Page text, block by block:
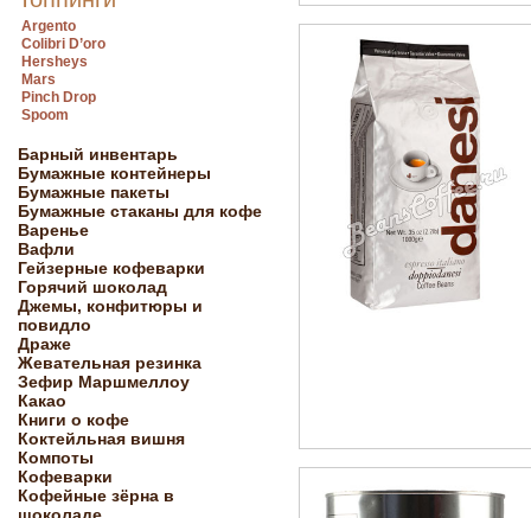
Argento
Colibri D’oro
Hersheys
Mars
Pinch Drop
Spoom
Барный инвентарь
Бумажные контейнеры
Бумажные пакеты
Бумажные стаканы для кофе
Варенье
Вафли
Гейзерные кофеварки
Горячий шоколад
Джемы, конфитюры и
повидло
Драже
Жевательная резинка
Зефир Маршмеллоу
Какао
Книги о кофе
Коктейльная вишня
Компоты
Кофеварки
Кофейные зёрна в